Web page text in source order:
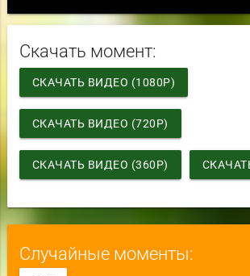
Скачать момент:
СКАЧАТЬ ВИДЕО (1080P)
СКАЧАТЬ ВИДЕО (720P)
СКАЧАТЬ ВИДЕО (360P)
Случайные моменты: